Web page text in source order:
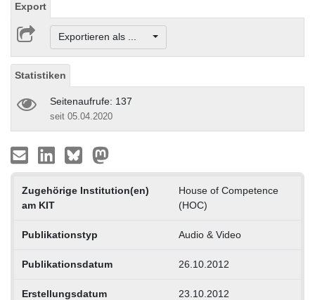
Export
Exportieren als ...
Statistiken
Seitenaufrufe: 137
seit 05.04.2020
Zugehörige Institution(en)
am KIT
House of Competence
(HOC)
Publikationstyp Audio & Video
Publikationsdatum 26.10.2012
Erstellungsdatum 23.10.2012